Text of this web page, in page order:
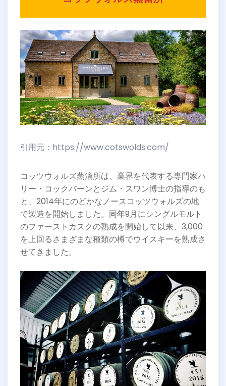
引用元：https://www.cotswolds.com/
コッツウォルズ蒸溜所は、業界を代表する専門家ハ
リー・コックバーンとジム・スワン博士の指導のも
と、2014年にのどかなノースコッツウォルズの地
で製造を開始しました。同年9月にシングルモルト
のファーストカスクの熟成を開始して以来、3,000
を上回るさまざまな種類の樽でウイスキーを熟成さ
せてきました。